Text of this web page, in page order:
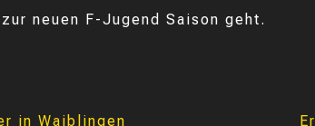
neuen F-Jugend Saison geht.
in Waiblingen